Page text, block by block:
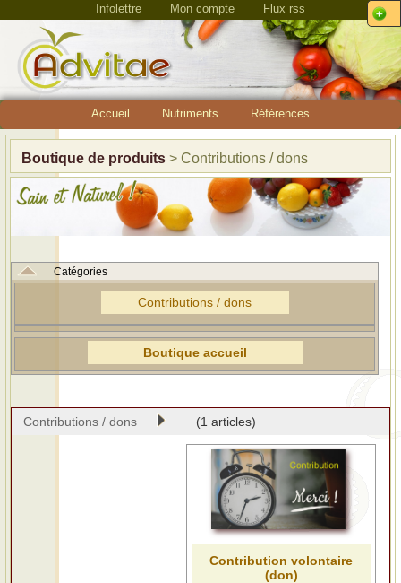
Infolettre Mon compte Flux rss
Accueil Nutriments Références
Boutique de produits > Contributions / dons
Catégories
Contributions / dons
Boutique accueil
Contributions / dons (1 articles)
Contribution volontaire
(don)